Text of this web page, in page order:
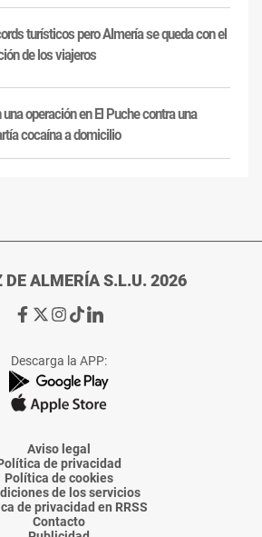
turísticos pero Almería se queda con el
de los viajeros
operación en El Puche contra una
cocaína a domicilio
ALMERÍA S.L.U. 2026
Ir
de
La
Voz
Almería
Ir
de
La
Voz
Almería
Ir
de
La
Voz
Almería
Ir
de
La
Voz
Almería
Ir
de
La
Voz
Descarga la APP:
Aviso legal
de privacidad
Política de cookies
de los servicios
de privacidad en RRSS
Contacto